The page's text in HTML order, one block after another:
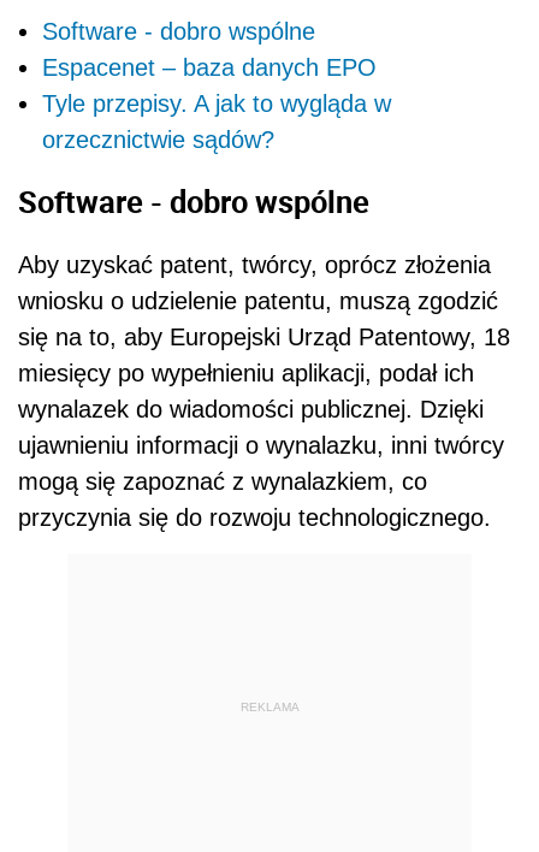
Software - dobro wspólne
Espacenet – baza danych EPO
Tyle przepisy. A jak to wygląda w
orzecznictwie sądów?
Software - dobro wspólne
Aby uzyskać patent, twórcy, oprócz złożenia
wniosku o udzielenie patentu, muszą zgodzić
się na to, aby Europejski Urząd Patentowy, 18
miesięcy po wypełnieniu aplikacji, podał ich
wynalazek do wiadomości publicznej. Dzięki
ujawnieniu informacji o wynalazku, inni twórcy
mogą się zapoznać z wynalazkiem, co
przyczynia się do rozwoju technologicznego.
REKLAMA